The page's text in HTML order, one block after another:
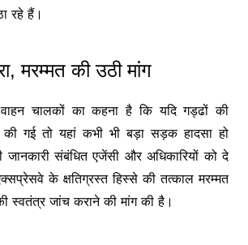
रहे हैं।
मरम्मत की उठी मांग
चालकों का कहना है कि यदि गड्ढों की
की गई तो यहां कभी भी बड़ा सड़क हादसा हो
संबंधित एजेंसी और अधिकारियों को दे
के क्षतिग्रस्त हिस्से की तत्काल मरम्मत
स्वतंत्र जांच कराने की मांग की है।